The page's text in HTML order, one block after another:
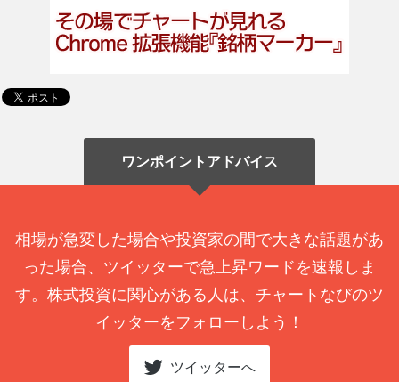
ワンポイントアドバイス
相場が急変した場合や投資家の間で大きな話題があ
った場合、ツイッターで急上昇ワードを速報しま
す。株式投資に関心がある人は、チャートなびのツ
イッターをフォローしよう！
ツイッターへ